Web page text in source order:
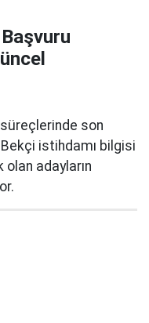
son
istihdamı bilgisi
olan adayların